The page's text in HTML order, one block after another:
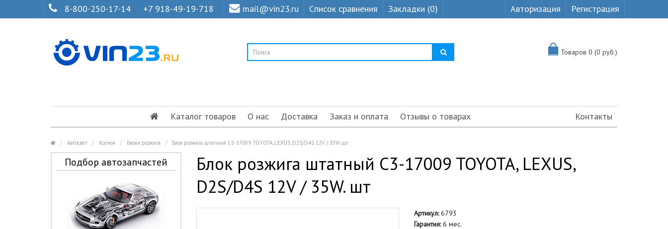
8-800-250-17-14 +7 918-49-19-718 mail@vin23.ru Список сравнения Закладки (0) Авторизация Регистрация
Товаров 0 (0 руб.)
Каталог товаров О нас Доставка Заказ и оплата Отзывы о товарах Контакты
Автосвет Ксенон Блоки розжига Блок розжига штатный C3-17009 TOYOTA, LEXUS, D2S/D4S 12V / 35W. шт
Подбор автозапчастей
Блок розжига штатный C3-17009 TOYOTA, LEXUS,
D2S/D4S 12V / 35W. шт
Артикул:6793
Гарантия:6 мес.